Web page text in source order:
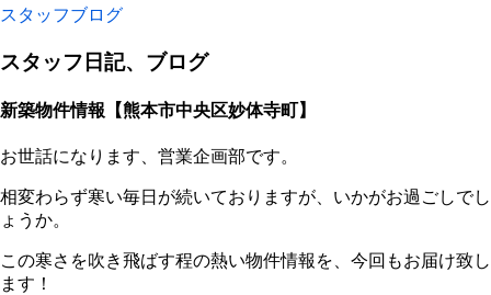
スタッフブログ
スタッフ日記、ブログ
新築物件情報【熊本市中央区妙体寺町】
お世話になります、営業企画部です。
相変わらず寒い毎日が続いておりますが、いかがお過ごしでし
ょうか。
この寒さを吹き飛ばす程の熱い物件情報を、今回もお届け致し
ます！